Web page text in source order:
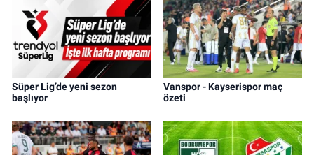
Süper Lig’de yeni sezon
başlıyor
Vanspor - Kayserispor maç
özeti